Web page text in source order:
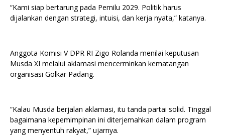
“Kami siap bertarung pada Pemilu 2029. Politik harus
dijalankan dengan strategi, intuisi, dan kerja nyata,” katanya.
Anggota Komisi V DPR RI Zigo Rolanda menilai keputusan
Musda XI melalui aklamasi mencerminkan kematangan
organisasi Golkar Padang.
“Kalau Musda berjalan aklamasi, itu tanda partai solid. Tinggal
bagaimana kepemimpinan ini diterjemahkan dalam program
yang menyentuh rakyat,” ujarnya.